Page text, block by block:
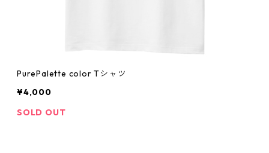
PurePalette color Tシャツ
¥4,000
SOLD OUT